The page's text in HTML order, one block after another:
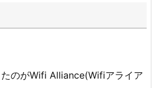
のがWifi Alliance(Wifiアライア